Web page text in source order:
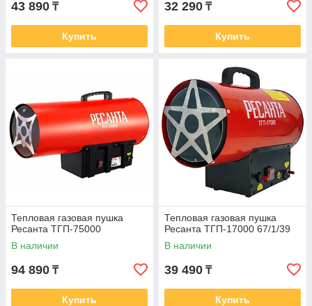
43 890 ₸
Купить
32 290 ₸
Купить
Тепловая газовая пушка
Ресанта ТГП-75000
В наличии
94 890 ₸
Купить
Тепловая газовая пушка
Ресанта ТГП-17000 67/1/39
В наличии
39 490 ₸
Купить